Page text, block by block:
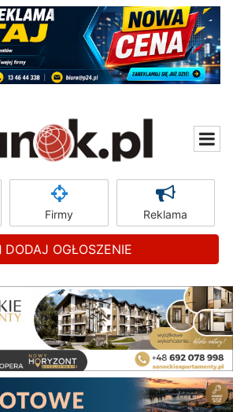
Firmy Reklama
DODAJ OGŁOSZENIE